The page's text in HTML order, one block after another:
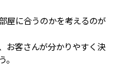
屋に合うのかを考えるのが
お客さんが分かりやすく決